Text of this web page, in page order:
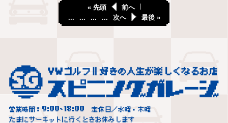
« 先頭
前へ
...
... ... ... 次へ 最後 »
営業時間： 9:00~18:00
定休日／水曜・木曜
たまにサーキットに行くときお休みします